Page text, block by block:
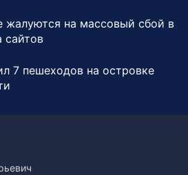
жалуются на массовый сбой в
сайтов
7 пешеходов на островке